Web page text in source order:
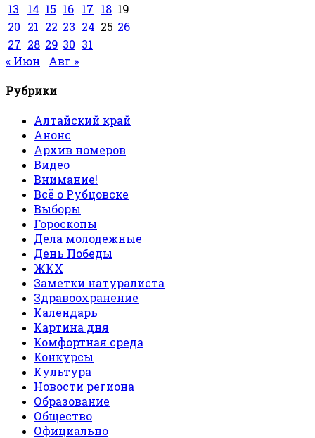
13
14 15 16 17 18 19
20 21 22 23 24 25 26
27 28 29 30 31
« Июн
Авг »
Рубрики
Алтайский край
Анонс
Архив номеров
Видео
Внимание!
Всё о Рубцовске
Выборы
Гороскопы
Дела молодежные
День Победы
ЖКХ
Заметки натуралиста
Здравоохранение
Календарь
Картина дня
Комфортная среда
Конкурсы
Культура
Новости региона
Образование
Общество
Официально